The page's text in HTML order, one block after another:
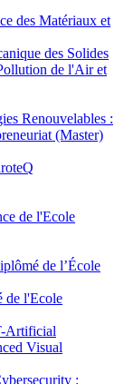
des Matériaux et
des Solides
de l'Air et
Renouvelables :
(Master)
de l'Ecole
de l’École
de l'Ecole
Artificial
Visual
: